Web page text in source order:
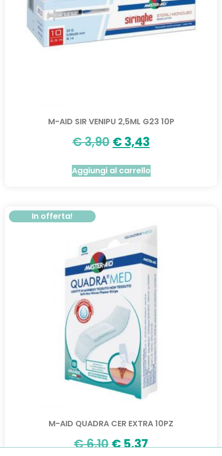
M-AID SIR VENIPU 2,5ML G23 10P
€3,90 €3,43
Aggiungi al carrello
In offerta!
M-AID QUADRA CER EXTRA 10PZ
€6,10€5,37